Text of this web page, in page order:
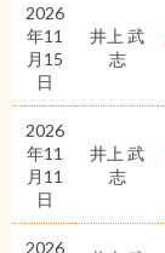
2026
年11
月15
日
井上 武
志
2026
年11
月11
日
井上 武
志
2026